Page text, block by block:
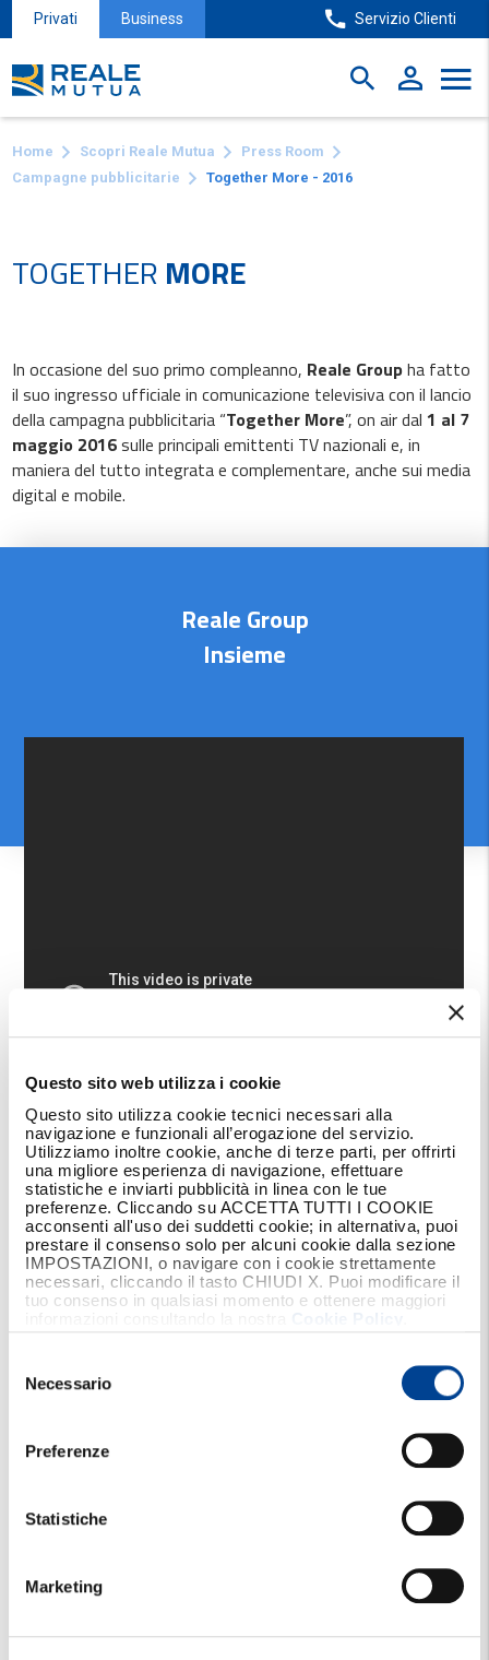
Questo sito web utilizza i cookie
Questo sito utilizza cookie tecnici necessari alla
navigazione e funzionali all’erogazione del servizio.
Utilizziamo inoltre cookie, anche di terze parti, per offrirti
una migliore esperienza di navigazione, effettuare
statistiche e inviarti pubblicità in linea con le tue
preferenze. Cliccando su ACCETTA TUTTI I COOKIE
acconsenti all'uso dei suddetti cookie; in alternativa, puoi
prestare il consenso solo per alcuni cookie dalla sezione
IMPOSTAZIONI, o navigare con i cookie strettamente
necessari, cliccando il tasto CHIUDI X. Puoi modificare il
tuo consenso in qualsiasi momento e ottenere maggiori
del
consenso
Necessario
Preferenze
Statistiche
Marketing
Privati Business Servizio Clienti
Home Scopri Reale Mutua
Press Room
Campagne pubblicitarie
Together More - 2016
TOGETHER MORE
In occasione del suo primo compleanno, Reale Groupha fatto
il suo ingresso ufficiale in comunicazione televisiva con il lancio
della campagna pubblicitaria “Together More”, on air dal 1 al 7
maggio 2016sulle principali emittenti TV nazionali e, in
maniera del tutto integrata e complementare, anche sui media
digital e mobile.
Reale Group
Insieme
quella di Reale Mutua “Alzi la mano chi” andata on air
nel mese di aprile 2016, ha l'obiettivo di condividere
le Società di Reale Group: un modo di interagire
fondato sul principio del maggior valore creato dallo
Oggi più che mai, infatti, la gente sente il bisogno di
unirsi per compiere grandi imprese, di essere